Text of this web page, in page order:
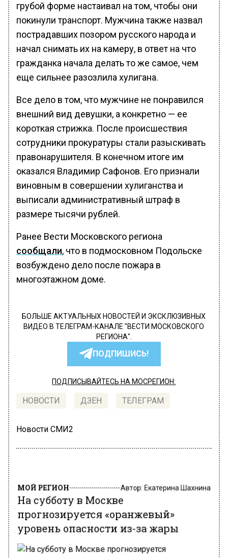
грубой форме настаивал на том, чтобы они
покинули транспорт. Мужчина также назвал
пострадавших позором русского народа и
начал снимать их на камеру, в ответ на что
гражданка начала делать то же самое, чем
еще сильнее разозлила хулигана.
Все дело в том, что мужчине не понравился
внешний вид девушки, а конкретно — ее
короткая стрижка. После происшествия
сотрудники прокуратуры стали разыскивать
правонарушителя. В конечном итоге им
оказался Владимир Сафонов. Его признали
виновным в совершении хулиганства и
выписали административный штраф в
размере тысячи рублей.
Ранее Вести Московского региона
сообщали, что в подмосковном Подольске
возбуждено дело после пожара в
многоэтажном доме.
БОЛЬШЕ АКТУАЛЬНЫХ НОВОСТЕЙ И ЭКСКЛЮЗИВНЫХ
ВИДЕО В ТЕЛЕГРАМ-КАНАЛЕ "ВЕСТИ МОСКОВСКОГО
РЕГИОНА".
ПОДПИШИСЬ!
ПОДПИСЫВАЙТЕСЬ НА МОСРЕГИОН:
НОВОСТИ ДЗЕН ТЕЛЕГРАМ
Новости СМИ2
МОЙ РЕГИОН
На субботу в Москве
прогнозируется «оранжевый»
уровень опасности из-за жары